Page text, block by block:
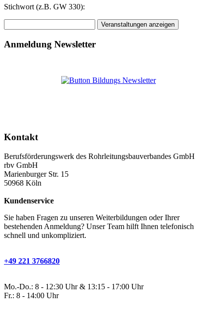
Stichwort (z.B. GW 330):
Anmeldung Newsletter
Kontakt
Berufsförderungswerk des Rohrleitungsbauverbandes GmbH
rbv GmbH
Marienburger Str. 15
50968 Köln
Kundenservice
Sie haben Fragen zu unseren Weiterbildungen oder Ihrer
bestehenden Anmeldung? Unser Team hilft Ihnen telefonisch
schnell und unkompliziert.
+49 221 3766820
Mo.-Do.: 8 - 12:30 Uhr & 13:15 - 17:00 Uhr
Fr.: 8 - 14:00 Uhr